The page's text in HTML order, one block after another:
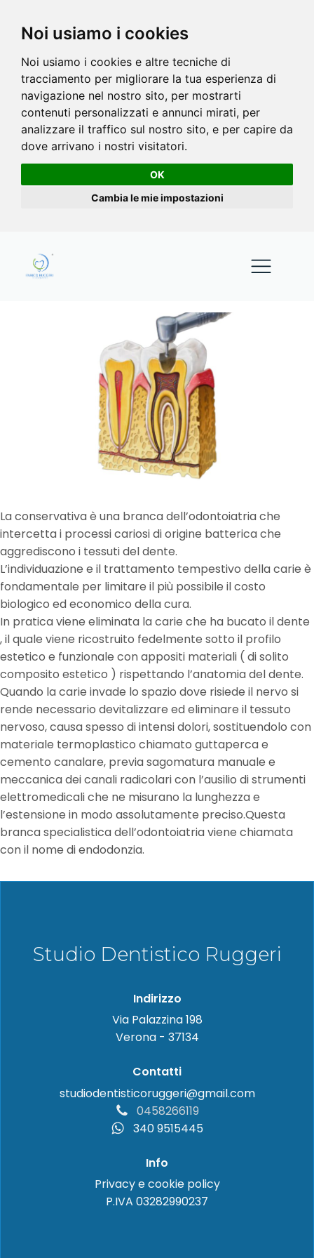
Noi usiamo i cookies
Noi usiamo i cookies e altre tecniche di
tracciamento per migliorare la tua esperienza di
navigazione nel nostro sito, per mostrarti
contenuti personalizzati e annunci mirati, per
analizzare il traffico sul nostro sito, e per capire da
dove arrivano i nostri visitatori.
OK
Cambia le mie impostazioni
La conservativa è una branca dell’odontoiatria che
intercetta i processi cariosi di origine batterica che
aggrediscono i tessuti del dente.
L’individuazione e il trattamento tempestivo della carie è
fondamentale per limitare il più possibile il costo
biologico ed economico della cura.
In pratica viene eliminata la carie che ha bucato il dente
, il quale viene ricostruito fedelmente sotto il profilo
estetico e funzionale con appositi materiali ( di solito
composito estetico ) rispettando l’anatomia del dente.
Quando la carie invade lo spazio dove risiede il nervo si
rende necessario devitalizzare ed eliminare il tessuto
nervoso, causa spesso di intensi dolori, sostituendolo con
materiale termoplastico chiamato guttaperca e
cemento canalare, previa sagomatura manuale e
meccanica dei canali radicolari con l’ausilio di strumenti
elettromedicali che ne misurano la lunghezza e
l’estensione in modo assolutamente preciso.Questa
branca specialistica dell’odontoiatria viene chiamata
con il nome di endodonzia.
Studio Dentistico Ruggeri
Indirizzo
Via Palazzina 198
Verona - 37134
Contatti
studiodentisticoruggeri@gmail.com
0458266119
340 9515445
Info
Privacy e cookie policy
P.IVA 03282990237